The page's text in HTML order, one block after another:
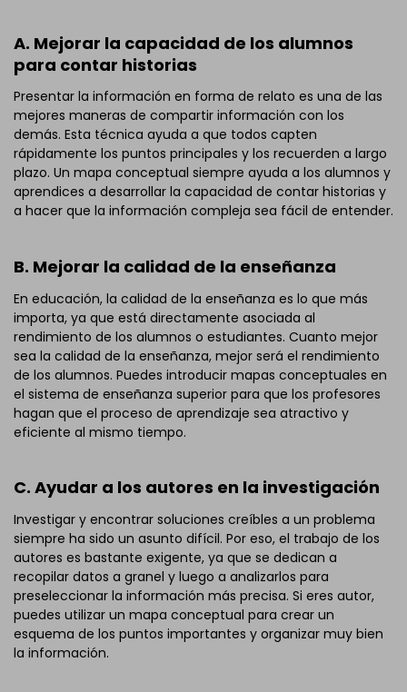
A. Mejorar la capacidad de los alumnos
para contar historias
Presentar la información en forma de relato es una de las
mejores maneras de compartir información con los
demás. Esta técnica ayuda a que todos capten
rápidamente los puntos principales y los recuerden a largo
plazo. Un mapa conceptual siempre ayuda a los alumnos y
aprendices a desarrollar la capacidad de contar historias y
a hacer que la información compleja sea fácil de entender.
B. Mejorar la calidad de la enseñanza
En educación, la calidad de la enseñanza es lo que más
importa, ya que está directamente asociada al
rendimiento de los alumnos o estudiantes. Cuanto mejor
sea la calidad de la enseñanza, mejor será el rendimiento
de los alumnos. Puedes introducir mapas conceptuales en
el sistema de enseñanza superior para que los profesores
hagan que el proceso de aprendizaje sea atractivo y
eficiente al mismo tiempo.
C. Ayudar a los autores en la investigación
Investigar y encontrar soluciones creíbles a un problema
siempre ha sido un asunto difícil. Por eso, el trabajo de los
autores es bastante exigente, ya que se dedican a
recopilar datos a granel y luego a analizarlos para
preseleccionar la información más precisa. Si eres autor,
puedes utilizar un mapa conceptual para crear un
esquema de los puntos importantes y organizar muy bien
la información.